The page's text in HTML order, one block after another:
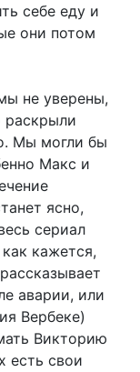
себе еду и
они потом
не уверены,
раскрыли
Мы могли бы
Макс и
ясно,
сериал
кажется,
аварии, или
Вербеке)
Викторию
есть свои